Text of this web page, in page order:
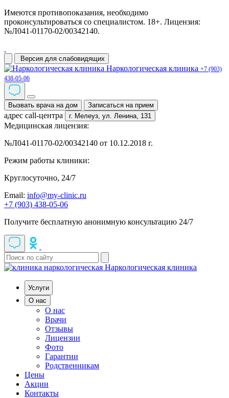
Имеются противопоказания, необходимо
проконсультироваться со специалистом. 18+. Лицензия:
№Л041-01170-02/00342140.
Версия для слабовидящих
Наркологическая клиника +7 (903)
438-05-06
Вызвать врача на дом Записаться на прием
адрес call-центра г. Мелеуз, ул. Ленина, 131
Медицинская лицензия:
№Л041-01170-02/00342140 от 10.12.2018 г.
Режим работы клиники:
Круглосуточно, 24/7
Email: info@my-clinic.ru
+7 (903) 438-05-06
Получите бесплатную анонимную консультацию 24/7
Наркологическая клиника
Услуги
О нас
О нас
Врачи
Отзывы
Лицензии
Фото
Гарантии
Родственникам
Цены
Акции
Контакты